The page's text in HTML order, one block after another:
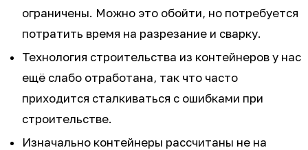
ограничены. Можно это обойти, но потребуется
потратить время на разрезание и сварку.
Технология строительства из контейнеров у нас
ещё слабо отработана, так что часто
приходится сталкиваться с ошибками при
строительстве.
Изначально контейнеры рассчитаны не на